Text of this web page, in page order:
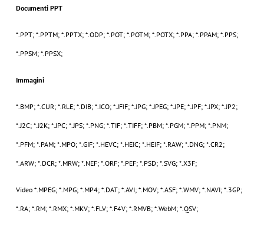
Documenti PPT
*.PPT; *.PPTM; *.PPTX; *.ODP; *.POT; *.POTM; *.POTX; *.PPA; *.PPAM; *.PPS;
*.PPSM; *.PPSX;
Immagini
*.BMP; *.CUR; *.RLE; *.DIB; *.ICO; *.JFIF; *.JPG; *.JPEG; *.JPE; *.JPF; *.JPX; *.JP2;
*.J2C; *.J2K; *.JPC; *.JPS; *.PNG; *.TIF; *.TIFF; *.PBM; *.PGM; *.PPM; *.PNM;
*.PFM; *.PAM; *.MPO; *.GIF; *.HEVC; *.HEIC; *.HEIF; *.RAW; *.DNG; *.CR2;
*.ARW; *.DCR; *.MRW; *.NEF; *.ORF; *.PEF; *.PSD; *.SVG; *.X3F;
Video *.MPEG; *.MPG; *.MP4; *.DAT; *.AVI; *.MOV; *.ASF; *.WMV; *.NAVI; *.3GP;
*.RA; *.RM; *.RMX; *.MKV; *.FLV; *.F4V; *.RMVB; *.WebM; *.QSV;